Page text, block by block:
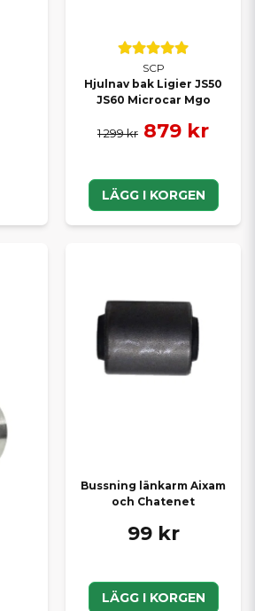
SCP
Hjulnav bak Ligier JS50
JS60 Microcar Mgo
1 299 kr 879 kr
LÄGG I KORGEN
Bussning länkarm Aixam
och Chatenet
99 kr
LÄGG I KORGEN